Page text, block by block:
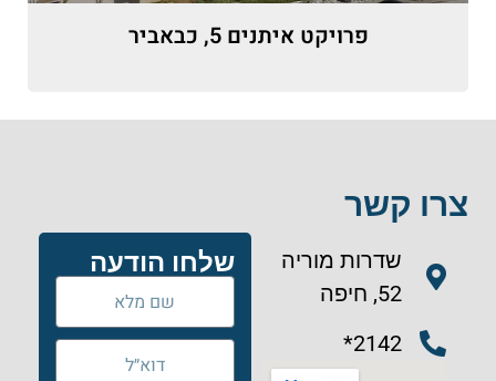
פרויקט איתנים 5, כבאביר
צרו קשר
שדרות מוריה
52, חיפה
2142*
שלחו הודעה